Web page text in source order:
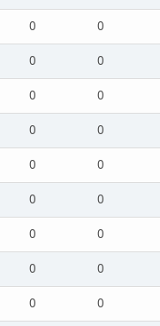
0 0
0 0
0 0
0 0
0 0
0 0
0 0
0 0
0 0